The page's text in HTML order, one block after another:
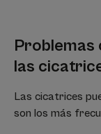
Problemas
las
Las cicatrices
son los más